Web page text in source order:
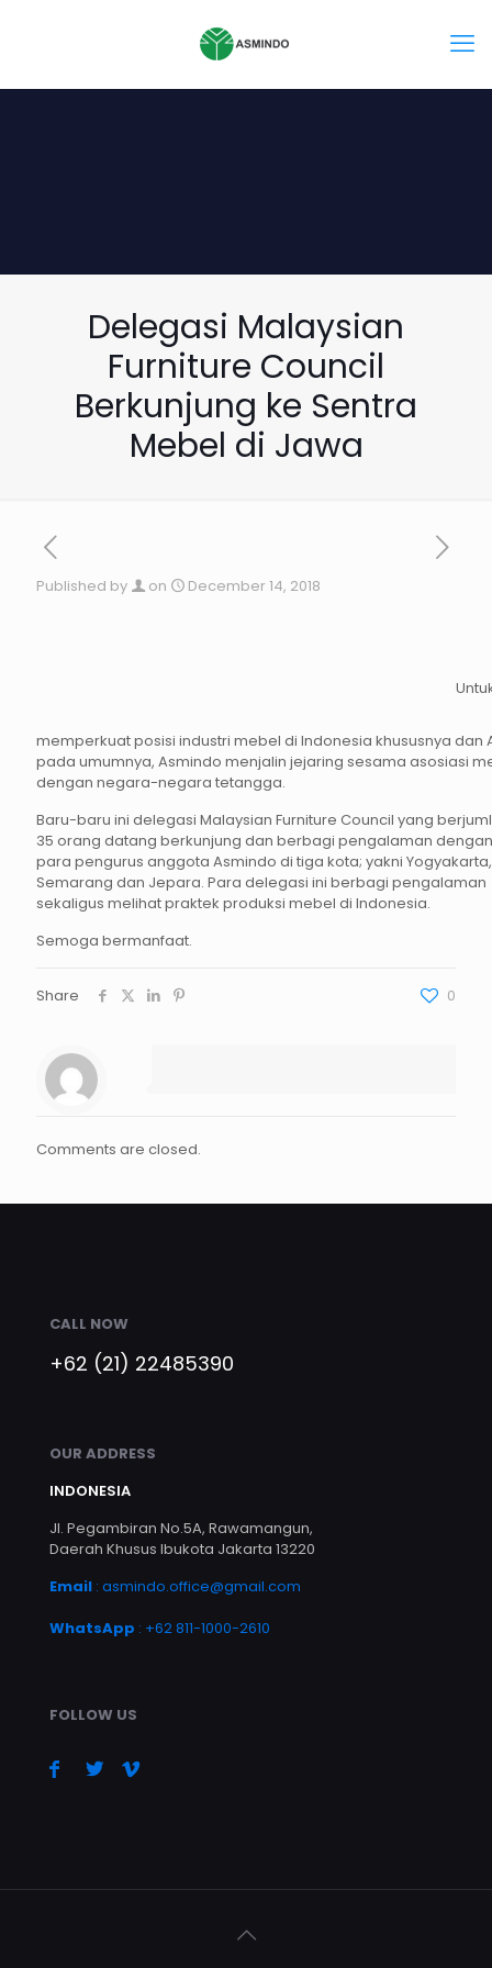
Delegasi Malaysian
Furniture Council
Berkunjung ke Sentra
Mebel di Jawa
Published by on December 14, 2018
memperkuat posisi industri mebel di Indonesia khususnya dan
pada umumnya, Asmindo menjalin jejaring sesama asosiasi
dengan negara-negara tetangga.
Baru-baru ini delegasi Malaysian Furniture Council yang
35 orang datang berkunjung dan berbagi pengalaman dengan
para pengurus anggota Asmindo di tiga kota; yakni Yogyakarta,
Semarang dan Jepara. Para delegasi ini berbagi pengalaman
sekaligus melihat praktek produksi mebel di Indonesia.
Semoga bermanfaat.
Share 0
Comments are closed.
CALL NOW
+62 (21) 22485390
OUR ADDRESS
INDONESIA
Jl. Pegambiran No.5A, Rawamangun,
Daerah Khusus Ibukota Jakarta 13220
Email : asmindo.office@gmail.com
WhatsApp : +62 811-1000-2610
FOLLOW US